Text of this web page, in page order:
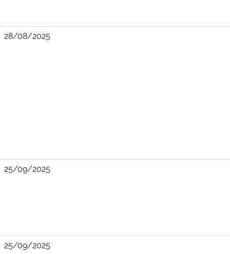
28/08/2025
25/09/2025
25/09/2025